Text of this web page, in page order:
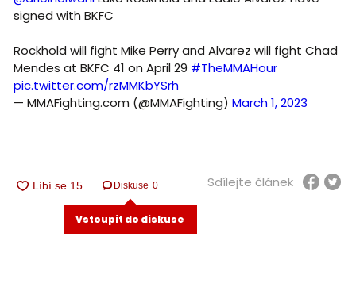
signed with BKFC
Rockhold will fight Mike Perry and Alvarez will fight Chad
Mendes at BKFC 41 on April 29 #TheMMAHour
pic.twitter.com/rzMMKbYSrh
— MMAFighting.com (@MMAFighting) March 1, 2023
Diskuse 0
Vstoupit do diskuse
Sdílejte článek